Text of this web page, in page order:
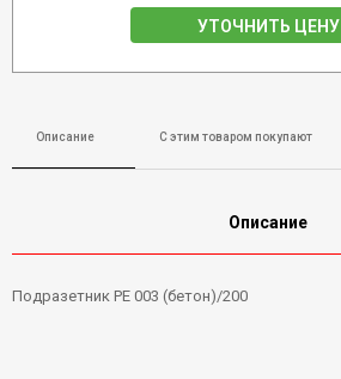
УТОЧНИТЬ ЦЕНУ
Описание С этим товаром покупают
Описание
Подразетник РЕ 003 (бетон)/200